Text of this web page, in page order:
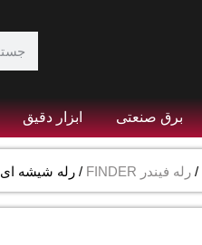
برق صنعتی ابزار دقیق
/ رله فیندر FINDER / رله شیشه ای 110VAC فیندر سه کنتاکت 10 آمپر 55.33.8.110